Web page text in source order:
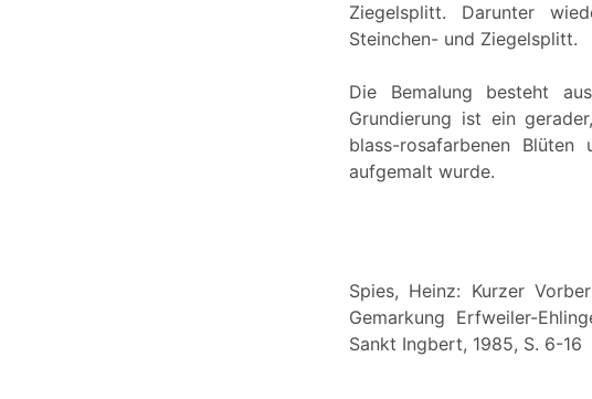
Ziegelsplitt. Darunter
Steinchen- und Ziegelsplitt.
Die Bemalung besteht
Grundierung ist ein
blass-rosafarbenen
aufgemalt wurde.
Spies, Heinz: Kurzer
Gemarkung Erfweiler-
Sankt Ingbert, 1985, S. 6-16